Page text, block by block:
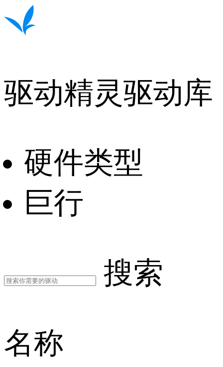
驱动精灵驱动库
硬件类型
巨行
搜索
名称